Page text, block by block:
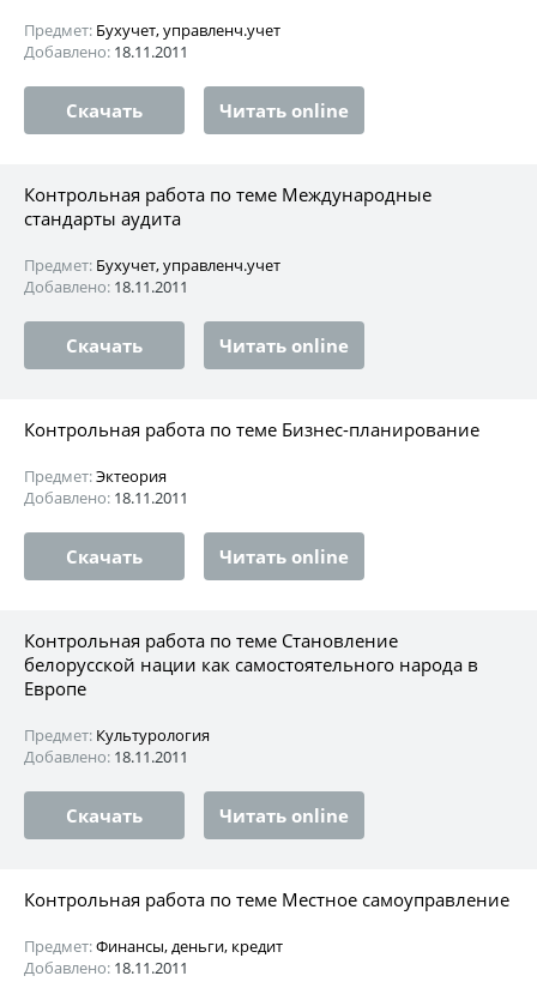
Предмет: Бухучет, управленч.учет
Добавлено: 18.11.2011
Скачать Читать online
Контрольная работа по теме Международные
стандарты аудита
Предмет: Бухучет, управленч.учет
Добавлено: 18.11.2011
Скачать Читать online
Контрольная работа по теме Бизнес-планирование
Предмет:Эктеория
Добавлено: 18.11.2011
Скачать Читать online
Контрольная работа по теме Становление
белорусской нации как самостоятельного народа в
Европе
Предмет: Культурология
Добавлено: 18.11.2011
Скачать Читать online
Контрольная работа по теме Местное самоуправление
Предмет:Финансы, деньги, кредит
Добавлено: 18.11.2011